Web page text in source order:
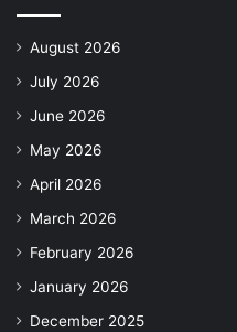
August 2026
July 2026
June 2026
May 2026
April 2026
March 2026
February 2026
January 2026
December 2025